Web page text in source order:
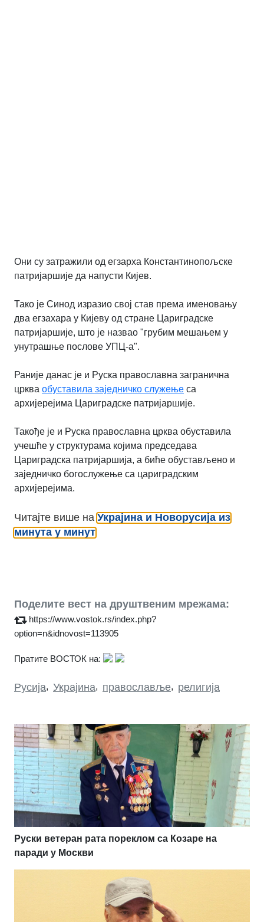
Они су затражили од егзарха Константинопољске
патријаршије да напусти Кијев.
Тако је Синод изразио свој став према именовању
два егзахара у Кијеву од стране Цариградске
патријаршије, што је назвао "грубим мешањем у
унутрашње послове УПЦ-а".
Раније данас је и Руска православна загранична
црква обуставила заједничко служење са
архијерејима Цариградске патријаршије.
Такође је и Руска православна црква обуставила
учешће у структурама којима председава
Цариградска патријаршија, а биће обустављено и
заједничко богослужење са цариградским
архијерејима.
Читајте више наУкрајина и Новорусија из
минута у минут
Поделите вест на друштвеним мрежама:
https://www.vostok.rs/index.php?
option=n&idnovost=113905
Пратите ВОСТОК на:
Русија, Украјина, православље, религија
Руски ветеран рата пореклом са Козаре на
паради у Москви